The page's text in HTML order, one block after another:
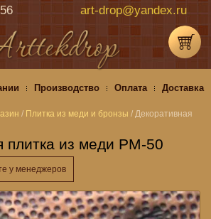
art-drop@yandex.ru
Производство Оплата Доставка
/ Плитка из меди и бронзы / Декоративная
плитка из меди PM-50
у менеджеров